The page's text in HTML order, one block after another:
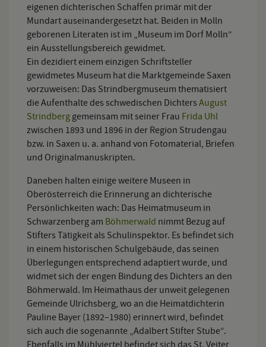
eigenen dichterischen Schaffen primär mit der
Mundart auseinandergesetzt hat. Beiden in Molln
geborenen Literaten ist im „Museum im Dorf Molln“
ein Ausstellungsbereich gewidmet.
Ein dezidiert einem einzigen Schriftsteller
gewidmetes Museum hat die Marktgemeinde Saxen
vorzuweisen: Das Strindbergmuseum thematisiert
die Aufenthalte des schwedischen Dichters August
Strindberg gemeinsam mit seiner Frau Frida Uhl
zwischen 1893 und 1896 in der Region Strudengau
bzw. in Saxen u. a. anhand von Fotomaterial, Briefen
und Originalmanuskripten.
Daneben halten einige weitere Museen in
Oberösterreich die Erinnerung an dichterische
Persönlichkeiten wach: Das Heimatmuseum in
Schwarzenberg am Böhmerwald nimmt Bezug auf
Stifters Tätigkeit als Schulinspektor. Es befindet sich
in einem historischen Schulgebäude, das seinen
Überlegungen entsprechend adaptiert wurde, und
widmet sich der engen Bindung des Dichters an den
Böhmerwald. Im Heimathaus der unweit gelegenen
Gemeinde Ulrichsberg, wo an die Heimatdichterin
Pauline Bayer (1892–1980) erinnert wird, befindet
sich auch die sogenannte „Adalbert Stifter Stube“.
Ebenfalls im Mühlviertel befindet sich das St. Veiter